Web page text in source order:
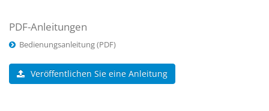
PDF-Anleitungen
Bedienungsanleitung (PDF)
Veröffentlichen Sie eine Anleitung